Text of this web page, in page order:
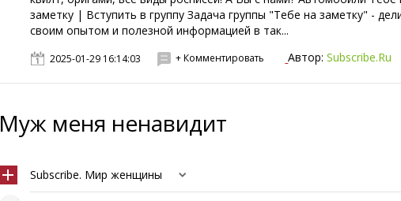
заметку | Вступить в группу Задача группы "Тебе на заметку" -
своим опытом и полезной информацией в так...
2025-01-29 16:14:03 + Комментировать Автор:Subscribe.Ru
Муж меня ненавидит
Subscribe. Мир женщины